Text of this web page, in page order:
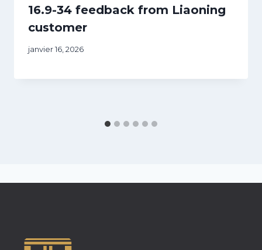
16.9-34 feedback from Liaoning
customer
janvier 16, 2026